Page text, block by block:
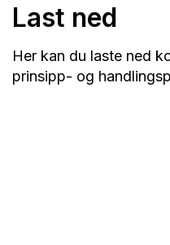
Last ned
Her kan du laste ned
prinsipp- og